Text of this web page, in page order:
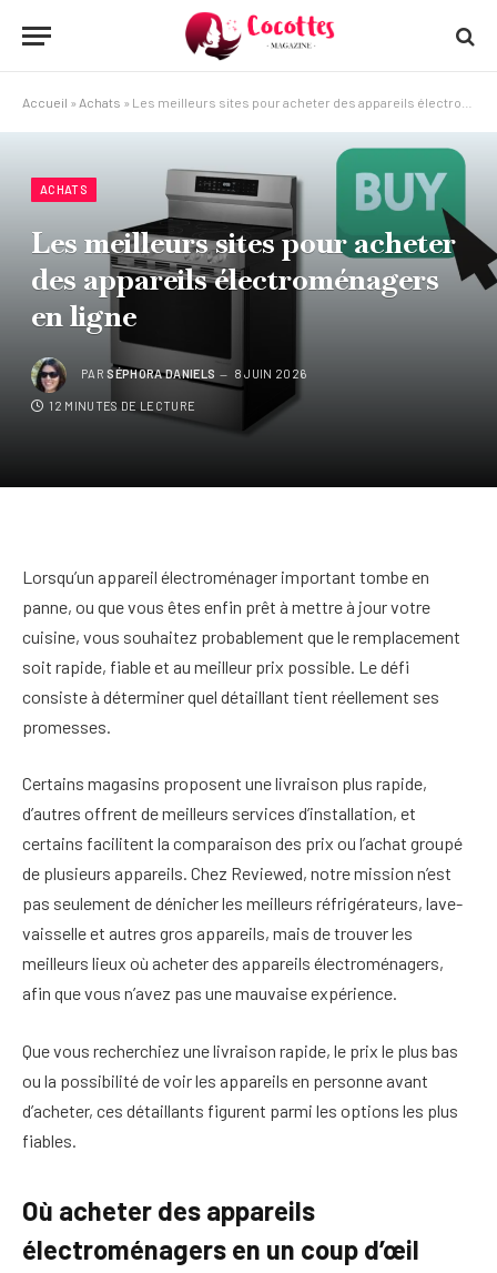
Accueil » Achats » Les meilleurs sites pour acheter des appareils électroménagers en ligne
ACHATS
Les meilleurs sites pour acheter
des appareils électroménagers
en ligne
PAR SÉPHORA DANIELS 8 JUIN 2026
12 MINUTES DE LECTURE
Lorsqu’un appareil électroménager important tombe en
panne, ou que vous êtes enfin prêt à mettre à jour votre
cuisine, vous souhaitez probablement que le remplacement
soit rapide, fiable et au meilleur prix possible. Le défi
consiste à déterminer quel détaillant tient réellement ses
promesses.
Certains magasins proposent une livraison plus rapide,
d’autres offrent de meilleurs services d’installation, et
certains facilitent la comparaison des prix ou l’achat groupé
de plusieurs appareils. Chez Reviewed, notre mission n’est
pas seulement de dénicher les meilleurs réfrigérateurs, lave-
vaisselle et autres gros appareils, mais de trouver les
meilleurs lieux où acheter des appareils électroménagers,
afin que vous n’avez pas une mauvaise expérience.
Que vous recherchiez une livraison rapide, le prix le plus bas
ou la possibilité de voir les appareils en personne avant
d’acheter, ces détaillants figurent parmi les options les plus
fiables.
Où acheter des appareils
électroménagers en un coup d’œil